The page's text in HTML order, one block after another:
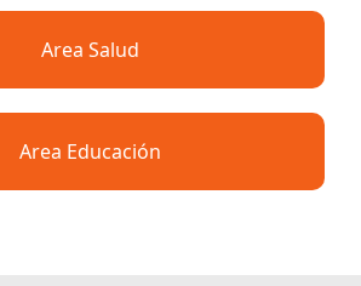
Area Salud
Area Educación